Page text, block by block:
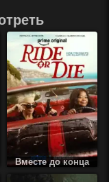
Вместе до конца